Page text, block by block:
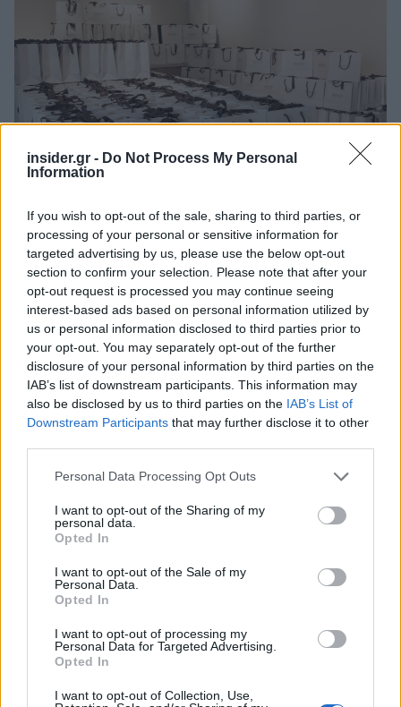
insider.gr - Do Not Process My Personal
Information
If you wish to opt-out of the sale, sharing to third parties, or
processing of your personal or sensitive information for
targeted advertising by us, please use the below opt-out
section to confirm your selection. Please note that after your
opt-out request is processed you may continue seeing
interest-based ads based on personal information utilized by
us or personal information disclosed to third parties prior to
your opt-out. You may separately opt-out of the further
disclosure of your personal information by third parties on the
IAB’s list of downstream participants. This information may
also be disclosed by us to third parties on the IAB’s List of
Downstream Participants that may further disclose it to other
Please note that this website/app uses one or more Google
not limited to your visit or usage behaviour. You may click to
grant or deny consent to Google and its third-party tags to
use your data for below specified purposes in below Google
consent section.
Personal Data Processing Opt Outs
I want to opt-out of the Sharing of my
personal data.
Opted In
I want to opt-out of the Sale of my
Personal Data.
Opted In
I want to opt-out of processing my
Personal Data for Targeted Advertising.
Opted In
I want to opt-out of Collection, Use,
Πέρα από τη γεύση βέβαια,η εταιρεία επενδύει
και στην αισθητική του προϊόντος με στόχο
κάθε σοκολάτα να αφηγείται μια διαφορετική
ιστορία της Μυκόνου, ενώ κάποιες premium
συσκευασίες σχεδιάστηκαν ώστε να παραμένουν
στον καταναλωτή ακόμη και μετά την κατανάλωση
του προϊόντος.
Πέρα από τις 17 πρώτες γεύσεις μάλιστα, ήδη
ετοιμάζονται και νέες θεματικές συλλογές που
εμπνέονται από τις βασικές αγορές επισκεπτών
"Mykonos Loves Dubai.
«Θέλουμε να
δημιουργήσουμε συλλογές που θα συνομιλούν με
διαφορετικές χώρες και κουλτούρες, που έχουν
έντονη παρουσία όλα αυτά τα χρόνια στο νησί,
τους», εξηγεί.